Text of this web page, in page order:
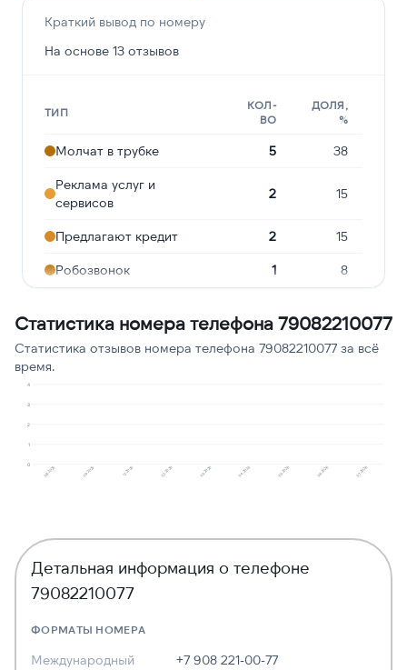
Краткий вывод по номеру
На основе 13 отзывов
ТИП
КОЛ-
ВО
ДОЛЯ,
%
Молчат в трубке 5 38
Реклама услуг и
сервисов
2 15
Предлагают кредит 2 15
Робозвонок 1 8
Навязчивые звонки
Статистика номера телефона 79082210077
Статистика отзывов номера телефона 79082210077 за всё
время.
0
1
2
3
4
08.2025 09.2025 12.2025 02.2026 03.2026 04.2026 05.2026 06.2026 07.2026
Детальная информация о телефоне
79082210077
ФОРМАТЫ НОМЕРА
Международный +7 908 221-00-77